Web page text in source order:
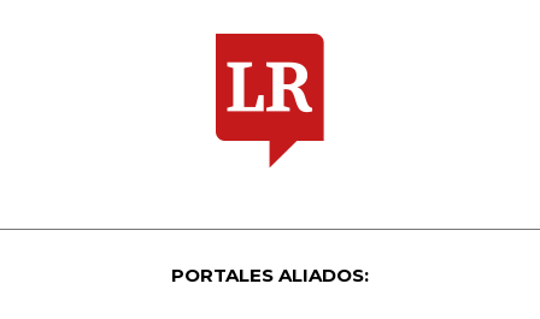
PORTALES ALIADOS: